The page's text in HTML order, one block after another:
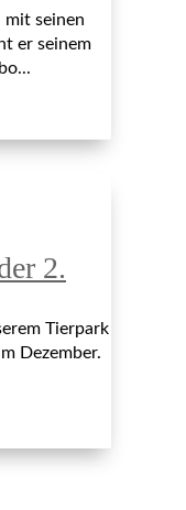
mit seinen
er seinem
2.
Tierpark
Dezember.